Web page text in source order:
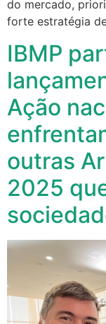
do mercado,
forte estratégia
IBMP
Ação
outras
2025